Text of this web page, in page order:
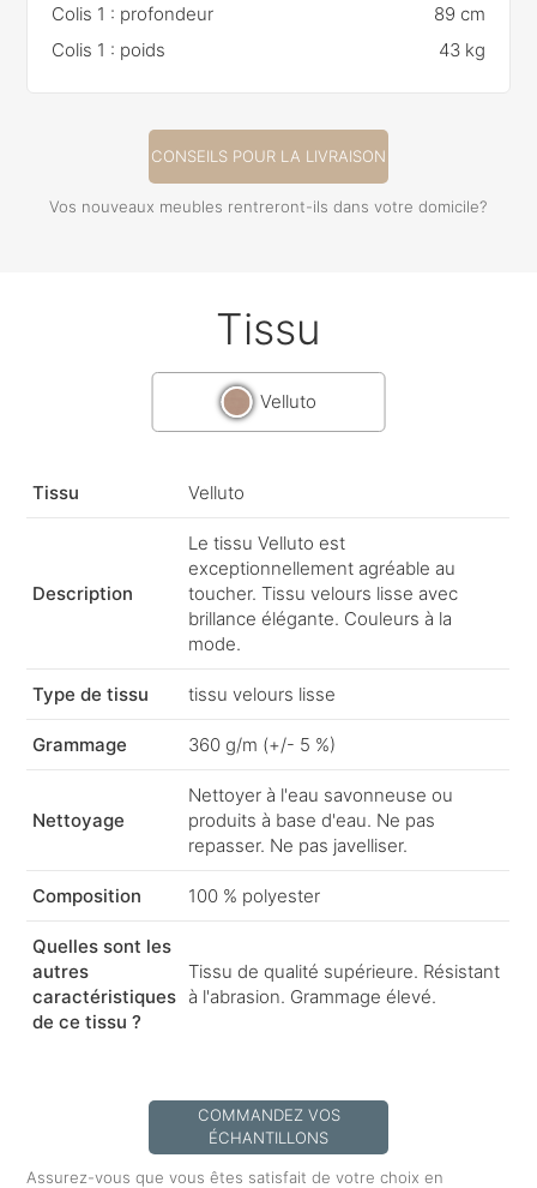
Colis 1 : profondeur
89 cm
Colis 1 : poids
43 kg
CONSEILS POUR LA LIVRAISON
Vos nouveaux meubles rentreront-ils dans votre domicile?
Tissu
Velluto
Tissu Velluto
Description
Le tissu Velluto est
exceptionnellement agréable au
toucher. Tissu velours lisse avec
brillance élégante. Couleurs à la
mode.
Type de tissu tissu velours lisse
Grammage 360 g/m (+/- 5 %)
Nettoyage
Nettoyer à l'eau savonneuse ou
produits à base d'eau. Ne pas
repasser. Ne pas javelliser.
Composition 100 % polyester
Quelles sont les
autres
caractéristiques
de ce tissu ?
Tissu de qualité supérieure. Résistant
à l'abrasion. Grammage élevé.
COMMANDEZ VOS
ÉCHANTILLONS
Assurez-vous que vous êtes satisfait de votre choix en